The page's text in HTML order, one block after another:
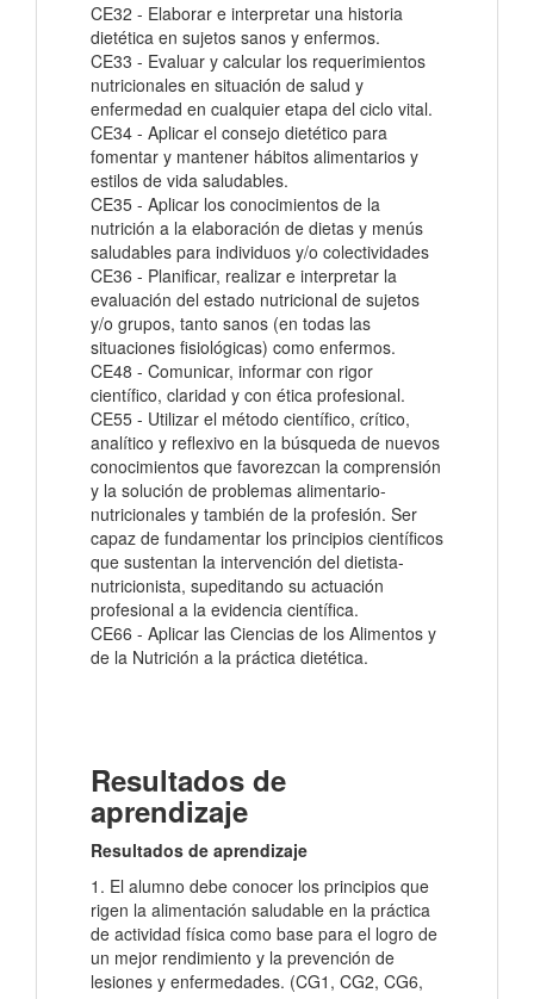
CE32 - Elaborar e interpretar una historia
dietética en sujetos sanos y enfermos.
CE33 - Evaluar y calcular los requerimientos
nutricionales en situación de salud y
enfermedad en cualquier etapa del ciclo vital.
CE34 - Aplicar el consejo dietético para
fomentar y mantener hábitos alimentarios y
estilos de vida saludables.
CE35 - Aplicar los conocimientos de la
nutrición a la elaboración de dietas y menús
saludables para individuos y/o colectividades
CE36 - Planificar, realizar e interpretar la
evaluación del estado nutricional de sujetos
y/o grupos, tanto sanos (en todas las
situaciones fisiológicas) como enfermos.
CE48 - Comunicar, informar con rigor
científico, claridad y con ética profesional.
CE55 - Utilizar el método científico, crítico,
analítico y reflexivo en la búsqueda de nuevos
conocimientos que favorezcan la comprensión
y la solución de problemas alimentario-
nutricionales y también de la profesión. Ser
capaz de fundamentar los principios científicos
que sustentan la intervención del dietista-
nutricionista, supeditando su actuación
profesional a la evidencia científica.
CE66 - Aplicar las Ciencias de los Alimentos y
de la Nutrición a la práctica dietética.
Resultados de
aprendizaje
Resultados de aprendizaje
1. El alumno debe conocer los principios que
rigen la alimentación saludable en la práctica
de actividad física como base para el logro de
un mejor rendimiento y la prevención de
lesiones y enfermedades. (CG1, CG2, CG6,